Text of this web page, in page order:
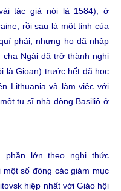
tác giả nói là 1584), ở
rồi sau là một tỉnh của
phái, nhưng họ đã nhập
Ngài đã trở thành nghị
là Gioan) trước hết đã học
Lithuania và làm việc với
tu sĩ nhà dòng Basiliô ở
phần lớn theo nghi thức
số đông các giám mục
hiệp nhất với Giáo hội